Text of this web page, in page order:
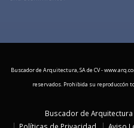
Buscador de Arquitectura, SA de CV -
reservados. Prohibida su
Buscador de Arquitectura